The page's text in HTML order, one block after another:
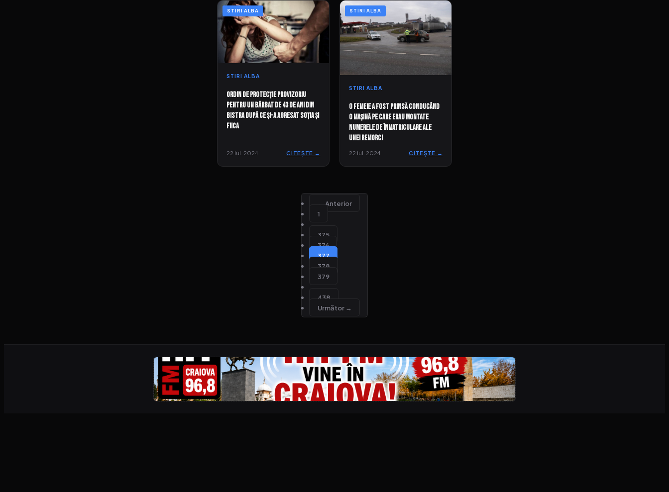
STIRI ALBA
STIRI ALBA
Ordin de protecție provizoriu
pentru un bărbat de 43 de ani din
Bistra după ce și-a agresat soția și
fiica
22 iul. 2024 CITEȘTE →
STIRI ALBA
STIRI ALBA
O femeie a fost prinsă conducând
o mașină pe care erau montate
numerele de înmatriculare ale
unei remorci
22 iul. 2024 CITEȘTE →
← Anterior
1
375
376
377
378
379
438
Următor →
PUBLICITATE